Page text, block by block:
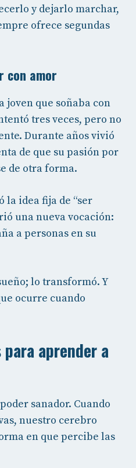
y dejarlo marchar,
ofrece segundas
con amor
joven que soñaba con
tres veces, pero no
Durante años vivió
de que su pasión por
de otra forma.
la idea fija de “ser
una nueva vocación:
a personas en su
lo transformó. Y
ocurre cuando
para aprender a
sanador. Cuando
nuestro cerebro
en que percibe las